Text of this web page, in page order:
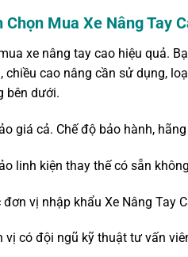
Chọn Mua Xe Nâng Tay
xe nâng tay cao hiệu quả.
chiều cao nâng cần sử dụng,
bên dưới.
giá cả. Chế độ bảo hành,
linh kiện thay thế có sẵn
đơn vị nhập khẩu Xe Nâng Tay
vị có đội ngũ kỹ thuật tư vấn